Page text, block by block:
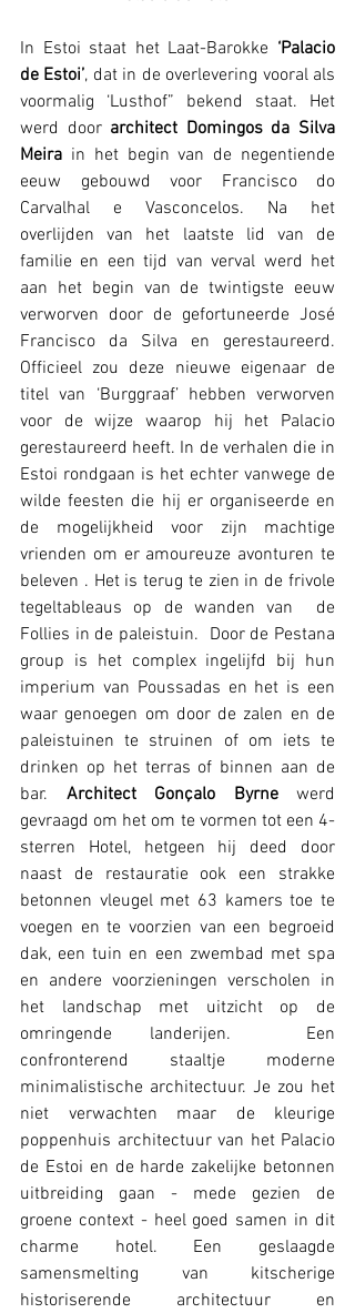
In Estoi staat het Laat-Barokke ‘Palacio
de Estoi’, dat in de overlevering vooral als
voormalig ‘Lusthof” bekend staat. Het
werd door architect Domingos da Silva
Meira in het begin van de negentiende
eeuw gebouwd voor Francisco do
Carvalhal e Vasconcelos. Na het
overlijden van het laatste lid van de
familie en een tijd van verval werd het
aan het begin van de twintigste eeuw
verworven door de gefortuneerde José
Francisco da Silva en gerestaureerd.
Officieel zou deze nieuwe eigenaar de
titel van ‘Burggraaf’ hebben verworven
voor de wijze waarop hij het Palacio
gerestaureerd heeft. In de verhalen die in
Estoi rondgaan is het echter vanwege de
wilde feesten die hij er organiseerde en
de mogelijkheid voor zijn machtige
vrienden om er amoureuze avonturen te
beleven . Het is terug te zien in de frivole
tegeltableaus op de wanden van  de
Follies in de paleistuin.  Door de Pestana
group is het complex ingelijfd bij hun
imperium van Poussadas en het is een
waar genoegen om door de zalen en de
paleistuinen te struinen of om iets te
drinken op het terras of binnen aan de
bar. Architect Gonçalo Byrne werd
gevraagd om het om te vormen tot een 4-
sterren Hotel, hetgeen hij deed door
naast de restauratie ook een strakke
betonnen vleugel met 63 kamers toe te
voegen en te voorzien van een begroeid
dak, een tuin en een zwembad met spa
en andere voorzieningen verscholen in
het landschap met uitzicht op de
omringende landerijen.  Een
confronterend staaltje moderne
minimalistische architectuur. Je zou het
niet verwachten maar de kleurige
poppenhuis architectuur van het Palacio
de Estoi en de harde zakelijke betonnen
uitbreiding gaan - mede gezien de
groene context - heel goed samen in dit
charme hotel. Een geslaagde
samensmelting van kitscherige
historiserende architectuur en